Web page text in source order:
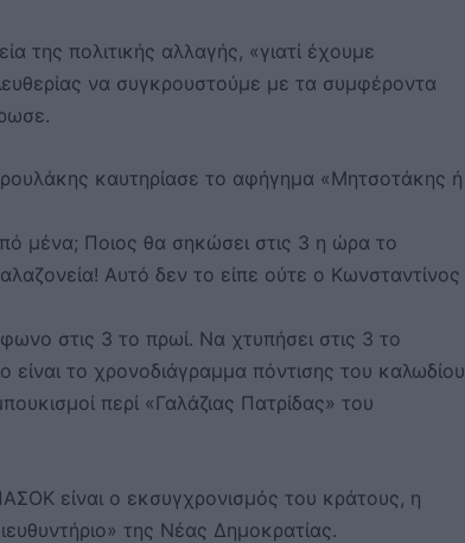
της πολιτικής αλλαγής, «γιατί έχουμε
να συγκρουστούμε με τα συμφέροντα
καυτηρίασε το αφήγημα «Μητσοτάκης ή
μένα; Ποιος θα σηκώσει στις 3 η ώρα το
Αυτό δεν το είπε ούτε ο Κωνσταντίνος
στις 3 το πρωί. Να χτυπήσει στις 3 το
είναι το χρονοδιάγραμμα πόντισης του καλωδίου
περί «Γαλάζιας Πατρίδας» του
είναι ο εκσυγχρονισμός του κράτους, η
της Νέας Δημοκρατίας.